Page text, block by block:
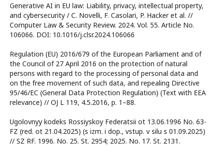
Generative AI in EU law: Liability, privacy, intellectual property,
and cybersecurity / C. Novelli, F. Casolari, P. Hacker et al. //
Computer Law & Security Review. 2024. Vol. 55. Article No.
106066. DOI: 10.1016/j.clsr.2024.106066
Regulation (EU) 2016/679 of the European Parliament and of
the Council of 27 April 2016 on the protection of natural
persons with regard to the processing of personal data and
on the free movement of such data, and repealing Directive
95/46/EC (General Data Protection Regulation) (Text with EEA
relevance) // OJ L 119, 4.5.2016, p. 1–88.
Ugolovnyy kodeks Rossiyskoy Federatsii ot 13.06.1996 No. 63-
FZ (red. ot 21.04.2025) (s izm. i dop., vstup. v silu s 01.09.2025)
// SZ RF. 1996. No. 25. St. 2954; 2025. No. 17. St. 2131.